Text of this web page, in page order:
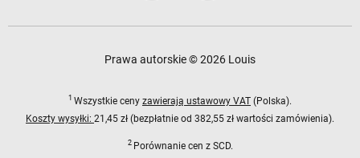
Prawa autorskie © 2026 Louis
1 Wszystkie ceny zawierają ustawowy VAT (Polska).
Koszty wysyłki: 21,45 zł (bezpłatnie od 382,55 zł wartości zamówienia).
2 Porównanie cen z SCD.